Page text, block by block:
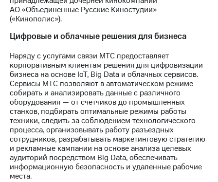
АО «Объединенные Русские Киностудии»
(«Кинополис»).
Цифровые и облачные решения для бизнеса
Наряду с услугами связи МТС предоставляет
корпоративным клиентам решения для цифровизации
бизнеса на основе IoT, Big Data и облачных сервисов.
Сервисы МТС позволяют в автоматическом режиме
собирать и анализировать данные с различного
оборудования — от счетчиков до промышленных
станков, подбирать оптимальные режимы работы
техники, следить за соблюдением технологического
процесса, организовывать работу разъездных
сотрудников, разрабатывать маркетинговую стратегию
и рекламные кампании на основе анализа целевых
аудиторий посредством Big Data, обеспечивать
информационную безопасность и удаленные рабочие
места.